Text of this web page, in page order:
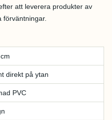
att leverera produkter av
förväntningar.
direkt på ytan
PVC